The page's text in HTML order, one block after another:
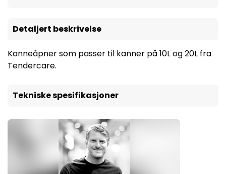
Detaljert beskrivelse
Kanneåpner som passer til kanner på 10L og 20L fra
Tendercare.
Tekniske spesifikasjoner